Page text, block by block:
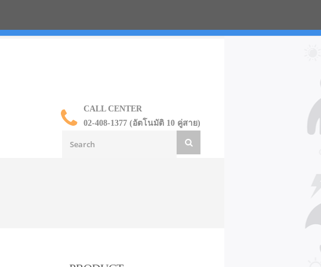
CALL CENTER
02-408-1377 (อัตโนมัติ 10 คู่สาย)
มกลับด้าน ราคาส่ง